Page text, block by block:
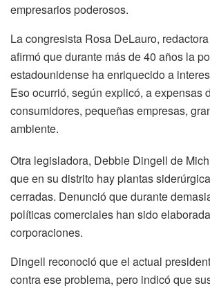
empresarios poderosos.
La congresista Rosa DeLauro,
afirmó que durante más de 40 años la
estadounidense ha enriquecido a
Eso ocurrió, según explicó, a expensas
consumidores, pequeñas empresas,
ambiente.
Otra legisladora, Debbie Dingell de
que en su distrito hay plantas
cerradas. Denunció que durante
políticas comerciales han sido
corporaciones.
Dingell reconoció que el actual
contra ese problema, pero indicó que